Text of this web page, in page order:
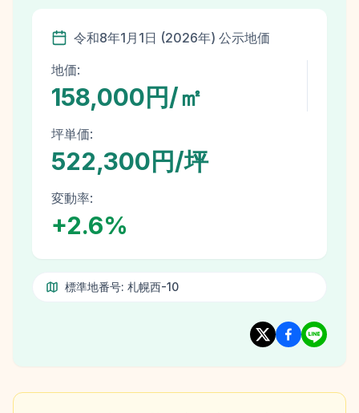
令和8年1月1日 (2026年) 公示地価
地価:
158,000円/㎡
坪単価:
522,300円/坪
変動率:
+2.6%
標準地番号: 札幌西-10